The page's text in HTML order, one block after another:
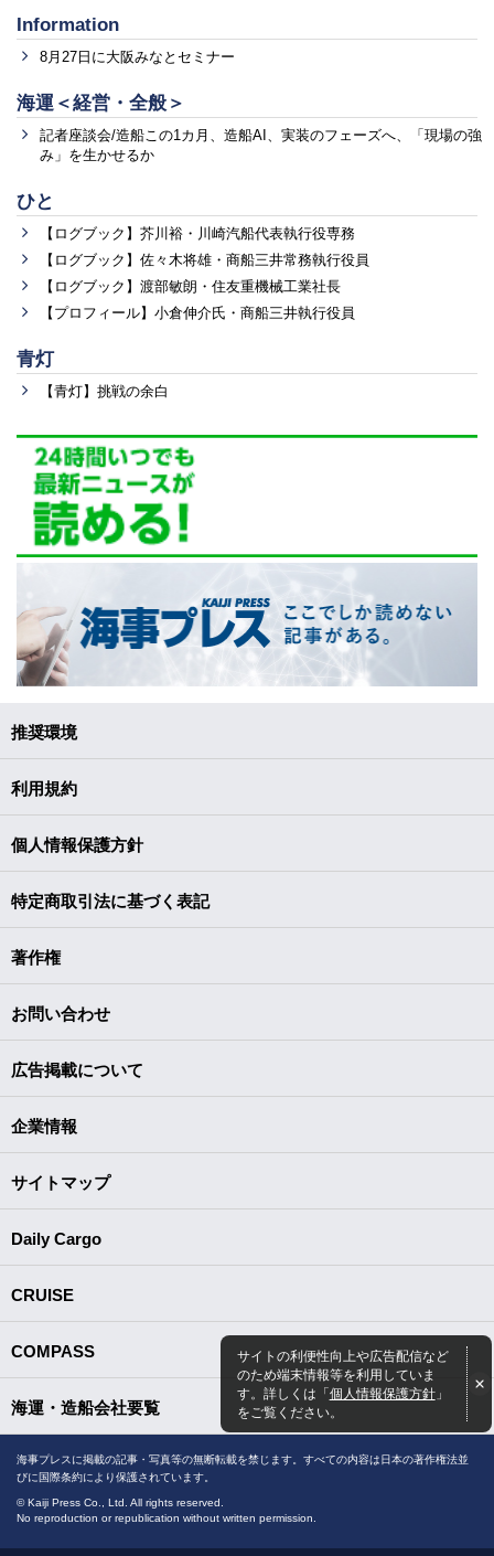
Information
8月27日に大阪みなとセミナー
海運＜経営・全般＞
記者座談会/造船この1カ月、造船AI、実装のフェーズへ、「現場の強
み」を生かせるか
ひと
【ログブック】芥川裕・川崎汽船代表執行役専務
【ログブック】佐々木将雄・商船三井常務執行役員
【ログブック】渡部敏朗・住友重機械工業社長
【プロフィール】小倉伸介氏・商船三井執行役員
青灯
【青灯】挑戦の余白
サイトの利便性向上や広告配信など
のため端末情報等を利用していま
す。詳しくは「個人情報保護方針」
をご覧ください。
推奨環境
利用規約
個人情報保護方針
特定商取引法に基づく表記
著作権
お問い合わせ
広告掲載について
企業情報
サイトマップ
Daily Cargo
CRUISE
COMPASS
海運・造船会社要覧
海事プレスに掲載の記事・写真等の無断転載を禁じます。すべての内容は日本の著作権法並
びに国際条約により保護されています。
© Kaiji Press Co., Ltd. All rights reserved.
No reproduction or republication without written permission.